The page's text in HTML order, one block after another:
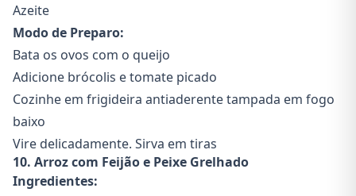
Azeite
Modo de Preparo:
Bata os ovos com o queijo
Adicione brócolis e tomate picado
Cozinhe em frigideira antiaderente tampada em fogo
baixo
Vire delicadamente. Sirva em tiras
10. Arroz com Feijão e Peixe Grelhado
Ingredientes: